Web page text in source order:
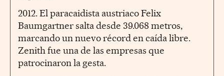
2012. El paracaidista austriaco Felix
Baumgartner salta desde 39.068 metros,
marcando un nuevo récord en caída libre.
Zenith fue una de las empresas que
patrocinaron la gesta.